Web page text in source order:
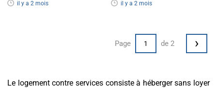
il y a 2 mois il y a 2 mois
Page de 2 ›
Le logement contre services consiste à héberger sans loyer